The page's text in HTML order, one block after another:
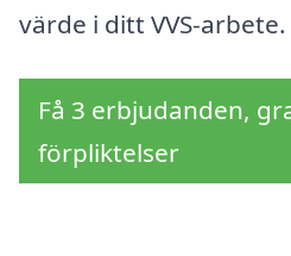
värde i ditt VVS-arbete.
Få 3 erbjudanden,
förpliktelser